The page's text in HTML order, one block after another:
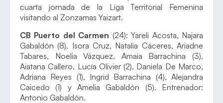
cuarta jornada de la Liga Territorial Femenina
visitando al Zonzamas Yaizart.
CB Puerto del Carmen (24): Yareli Acosta, Najara
Gabaldón (8), Isora Cruz, Natalia Cáceres, Ariadne
Tabares, Noelia Vázquez, Amaia Barrachina (3),
Aiatana Callero, Lucía Olivier (2), Daniela De Marco,
Adriana Reyes (1), Ingrid Barrachina (4), Alejandra
Caicedo (1) y Amelia Gabaldón (5). Entrenador:
Antonio Gabaldón.